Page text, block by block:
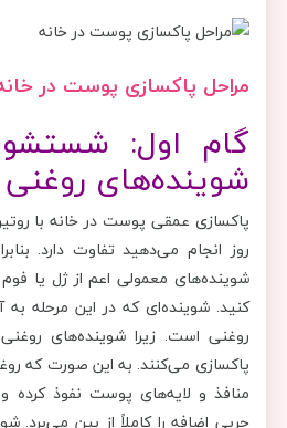
مراحل پاکسازی پوست در
گام اول:
شوینده‌های روغنی
پاکسازی عمقی پوست در خانه با
روز انجام می‌دهید تفاوت دارد.
شوینده‌های معمولی اعم از ژل یا
کنید. شوینده‌ای که در این مرحله به
روغنی است. زیرا شوینده‌های
پاکسازی می‌کنند. به این صورت که
منافذ و لایه‌های پوست نفوذ کرده
چربی اضافه را کاملاً از بین می‌برد.